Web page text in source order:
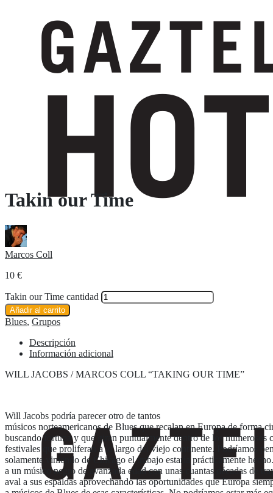
Takin our Time
Marcos Coll
10 €
Takin our Time cantidad
Añadir al carrito
Blues, Grupos
Descripción
Información adicional
WILL JACOBS / MARCOS COLL “TAKING OUR TIME”
Will Jacobs podría parecer otro de tantos
músicos norteamericanos de Blues que recalan en Europa de forma
buscando fortuna y que giran puntualmente dentro de los numerosos
festivales que proliferan a lo largo del viejo continente. Podríamos
solamente viniendo de Chicago el trabajo estaría prácticamente
a un músico negro de avanzada edad con unas cuantas décadas de
aval a sus espaldas aprovechando las oportunidades que Europa